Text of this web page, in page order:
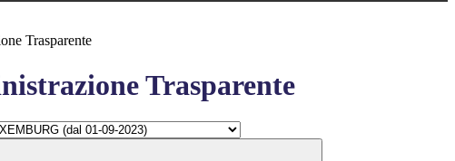
Trasparente
Trasparente